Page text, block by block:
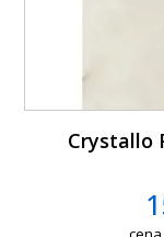
Crystallo